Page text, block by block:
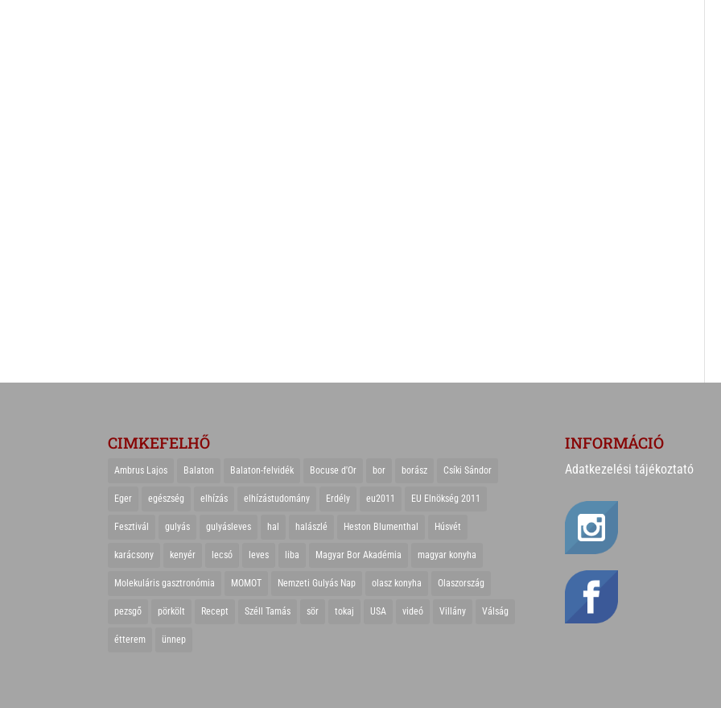
CIMKEFELHŐ
Ambrus Lajos Balaton Balaton-felvidék Bocuse d'Or bor borász Csíki Sándor
Eger egészség elhízás elhízástudomány Erdély eu2011 EU Elnökség 2011
Fesztivál gulyás gulyásleves hal halászlé Heston Blumenthal Húsvét
karácsony kenyér lecsó leves liba Magyar Bor Akadémia magyar konyha
Molekuláris gasztronómia MOMOT Nemzeti Gulyás Nap olasz konyha Olaszország
pezsgő pörkölt Recept Széll Tamás sör tokaj USA videó Villány Válság
étterem ünnep
INFORMÁCIÓ
Adatkezelési tájékoztató